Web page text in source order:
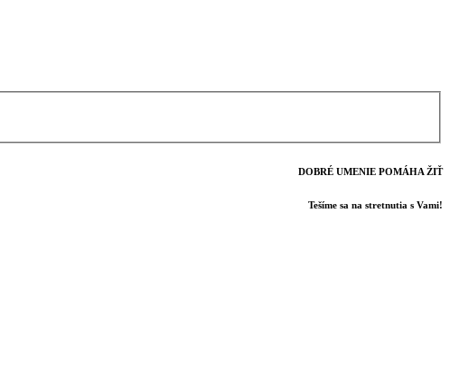
DOBRÉ UMENIE POMÁHA ŽIŤ
Tešíme sa na stretnutia s Vami!